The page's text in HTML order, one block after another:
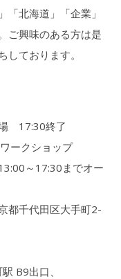
「北海道」「企業」
ご興味のある方は是
しております。
17:30終了
ークショップ
～17:30までオー
都千代田区大手町2-
B9出口、